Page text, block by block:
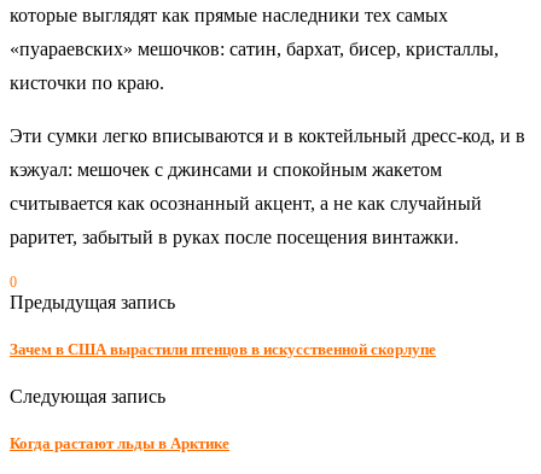
которые выглядят как прямые наследники тех самых
«пуараевских» мешочков: сатин, бархат, бисер, кристаллы,
кисточки по краю.
Эти сумки легко вписываются и в коктейльный дресс‑код, и в
кэжуал: мешочек с джинсами и спокойным жакетом
считывается как осознанный акцент, а не как случайный
раритет, забытый в руках после посещения винтажки.
0
Предыдущая запись
Зачем в США вырастили птенцов в искусственной скорлупе
Следующая запись
Когда растают льды в Арктике